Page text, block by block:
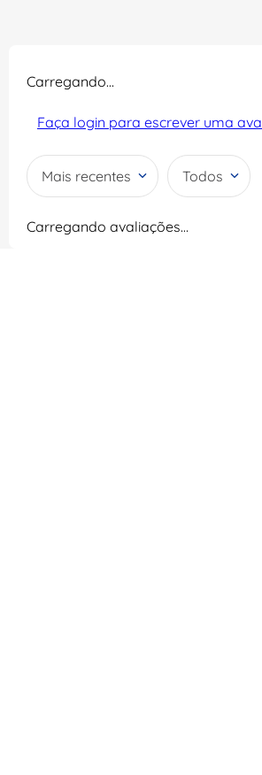
Carregando…
Faça login para escrever uma
Mais recentes Todos
Carregando avaliações…